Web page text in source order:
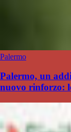
Palermo
Palermo, un
nuovo rinforzo: